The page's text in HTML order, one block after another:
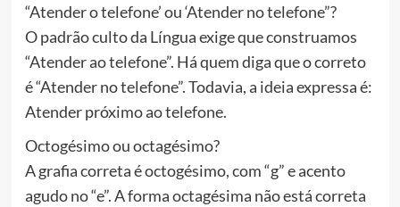
“Atender o telefone’ ou ‘Atender no telefone”?
O padrão culto da Língua exige que construamos
“Atender ao telefone”. Há quem diga que o correto
é “Atender no telefone”. Todavia, a ideia expressa é:
Atender próximo ao telefone.
Octogésimo ou octagésimo?
A grafia correta é octogésimo, com “g” e acento
agudo no “e”. A forma octagésima não está correta